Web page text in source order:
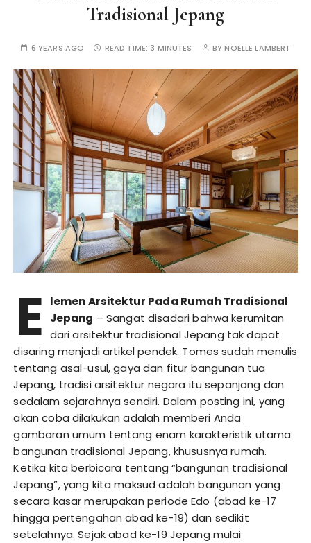
Tradisional Jepang
6 YEARS AGO READ TIME: 3 MINUTES BYNOELLE LAMBERT
E
lemen Arsitektur Pada Rumah Tradisional
Jepang – Sangat disadari bahwa kerumitan
dari arsitektur tradisional Jepang tak dapat
disaring menjadi artikel pendek. Tomes sudah menulis
tentang asal-usul, gaya dan fitur bangunan tua
Jepang, tradisi arsitektur negara itu sepanjang dan
sedalam sejarahnya sendiri. Dalam posting ini, yang
akan coba dilakukan adalah memberi Anda
gambaran umum tentang enam karakteristik utama
bangunan tradisional Jepang, khususnya rumah.
Ketika kita berbicara tentang “bangunan tradisional
Jepang”, yang kita maksud adalah bangunan yang
secara kasar merupakan periode Edo (abad ke-17
hingga pertengahan abad ke-19) dan sedikit
setelahnya. Sejak abad ke-19 Jepang mulai